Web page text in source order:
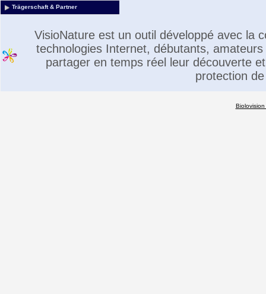
Trägerschaft & Partner
VisioNature est un outil développé avec la
technologies Internet, débutants,
partager en temps réel leur découverte
protection
Biolovision